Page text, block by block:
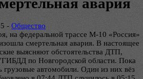
- Общество
на федеральной трассе М-10 «Россия»
смертельная авария. В настоящее
выясняют обстоятельства ДТП,
по Новгородской области. Пока
грузовые автомобили. Один из них вёз